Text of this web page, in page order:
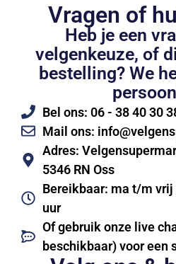
Vragen of
Heb je een
velgenkeuze, of
bestelling? We
Bel ons: 06 - 38 40 30
Mail ons:
Adres:
5346 RN Oss
Bereikbaar: ma t/m
uur
Of gebruik onze live
beschikbaar) voor een